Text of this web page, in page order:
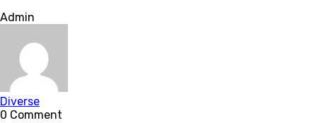
Admin
Diverse
0 Comment